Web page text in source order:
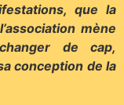
que la
mène
de cap,
conception de la